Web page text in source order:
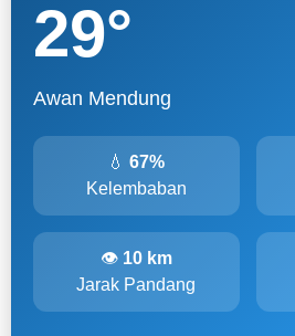
29°
Awan Mendung
💧67%
Kelembaban
👁 10 km
Jarak Pandang